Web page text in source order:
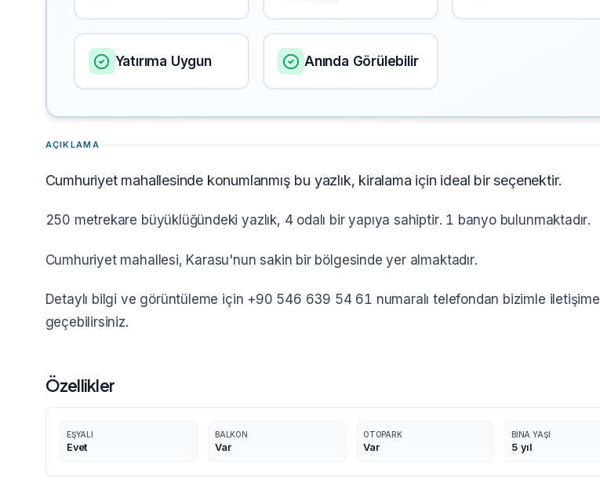
Yatırıma Uygun Anında Görülebilir
AÇIKLAMA
Cumhuriyet mahallesinde konumlanmış bu yazlık, kiralama için ideal bir seçenektir.
250 metrekare büyüklüğündeki yazlık, 4 odalı bir yapıya sahiptir. 1 banyo bulunmaktadır.
Cumhuriyet mahallesi, Karasu'nun sakin bir bölgesinde yer almaktadır.
Detaylı bilgi ve görüntüleme için +90 546 639 54 61 numaralı telefondan bizimle iletişime
geçebilirsiniz.
Özellikler
EŞYALI
Evet
BALKON
Var
OTOPARK
Var
BINA YAŞI
5 yıl